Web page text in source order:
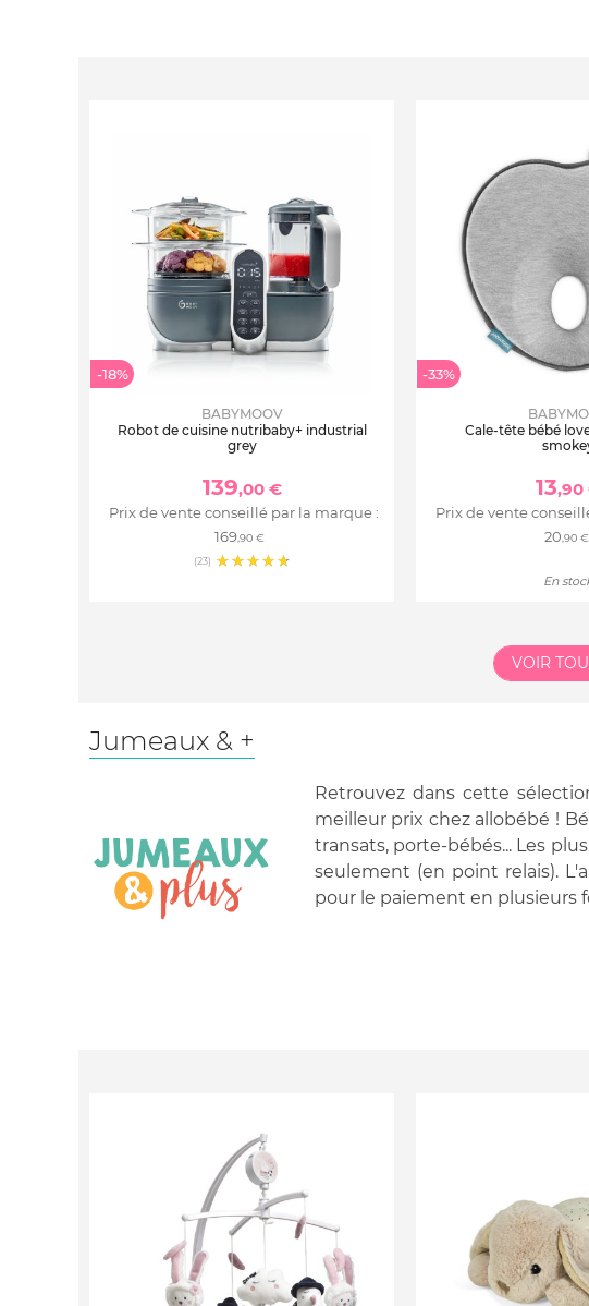
-18%
BABYMOOV
Robot de cuisine nutribaby+ industrial
grey
139,00 €
Prix de vente conseillé par la marque :
169,90 €
(23)
-33%
Cale-tête bébé
13,90
Prix de vente
20 ,90 €
En
VOIR
Jumeaux & +
Retrouvez dans cette
meilleur prix chez allobébé !
transats, porte-bébés... Les
seulement (en point relais).
pour le paiement en plusieurs